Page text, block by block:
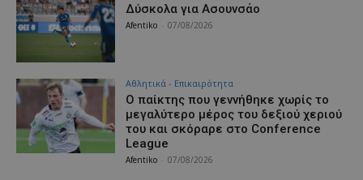
Δύσκολα για Ασουνσάο
Afentiko 07/08/2026
Αθλητικά - Επικαιρότητα
Ο παίκτης που γεννήθηκε χωρίς το
μεγαλύτερο μέρος του δεξιού χεριού
του και σκόραρε στο Conference
League
Afentiko 07/08/2026